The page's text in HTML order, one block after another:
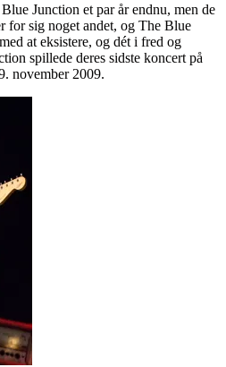
Junction et par år endnu, men de
for sig noget andet, og The Blue
at eksistere, og dét i fred og
spillede deres sidste koncert på
november 2009.